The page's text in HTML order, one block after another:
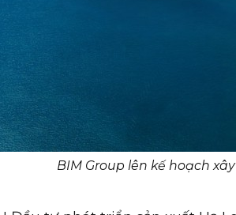
BIM Group lên kế hoạch